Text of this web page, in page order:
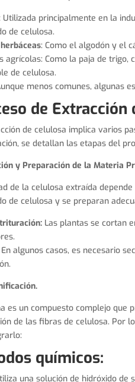
: Utilizada principalmente en la
de celulosa.
: Como el algodón y el
agrícolas: Como la paja de
de celulosa.
menos comunes, algunas
de Extracción
de celulosa implica varios
se detallan las etapas del
y Preparación de la Materia
de la celulosa extraída
de celulosa y se preparan
Las plantas se cortan
En algunos casos, es necesario
es un compuesto complejo
de las fibras de celulosa. Por
químicos:
una solución de hidróxido